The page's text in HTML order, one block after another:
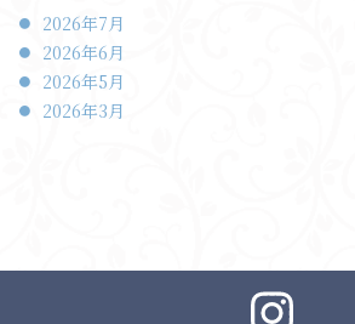
2026年7月
2026年6月
2026年5月
2026年3月